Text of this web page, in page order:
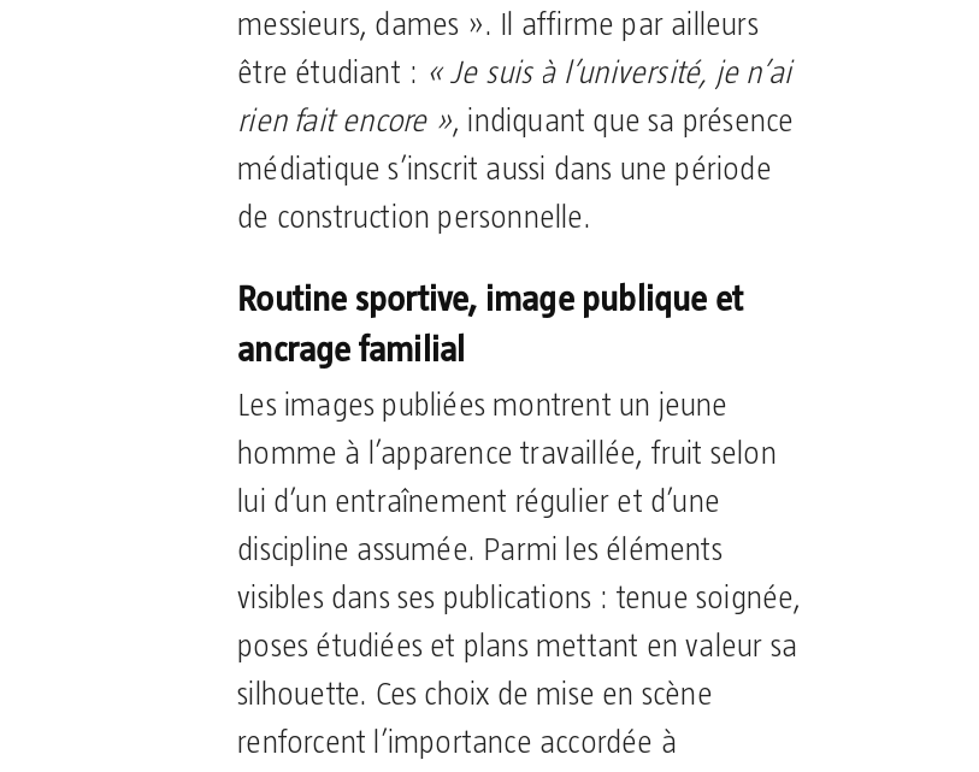
messieurs, dames ». Il affirme par ailleurs
être étudiant : « Je suis à l’université, je n’ai
rien fait encore », indiquant que sa présence
médiatique s’inscrit aussi dans une période
de construction personnelle.
Routine sportive, image publique et
ancrage familial
Les images publiées montrent un jeune
homme à l’apparence travaillée, fruit selon
lui d’un entraînement régulier et d’une
discipline assumée. Parmi les éléments
visibles dans ses publications : tenue soignée,
poses étudiées et plans mettant en valeur sa
silhouette. Ces choix de mise en scène
renforcent l’importance accordée à